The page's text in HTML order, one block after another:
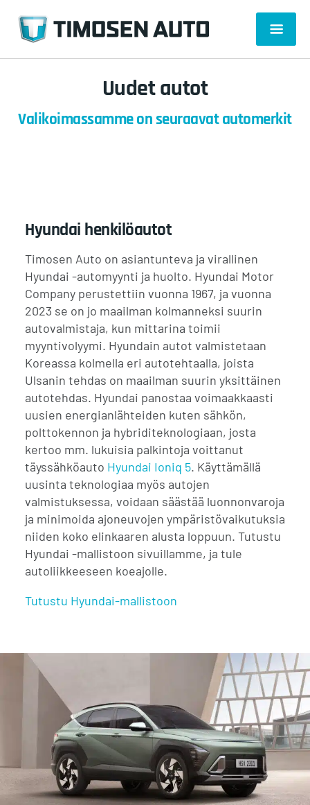
Uudet autot
Valikoimassamme on seuraavat automerkit
Hyundai henkilöautot
Timosen Auto on asiantunteva ja virallinen
Hyundai -automyynti ja huolto. Hyundai Motor
Company perustettiin vuonna 1967, ja vuonna
2023 se on jo maailman kolmanneksi suurin
autovalmistaja, kun mittarina toimii
myyntivolyymi. Hyundain autot valmistetaan
Koreassa kolmella eri autotehtaalla, joista
Ulsanin tehdas on maailman suurin yksittäinen
autotehdas. Hyundai panostaa voimaakkaasti
uusien energianlähteiden kuten sähkön,
polttokennon ja hybriditeknologiaan, josta
kertoo mm. lukuisia palkintoja voittanut
täyssähköauto Hyundai Ioniq 5. Käyttämällä
uusinta teknologiaa myös autojen
valmistuksessa, voidaan säästää luonnonvaroja
ja minimoida ajoneuvojen ympäristövaikutuksia
niiden koko elinkaaren alusta loppuun. Tutustu
Hyundai -mallistoon sivuillamme, ja tule
autoliikkeeseen koeajolle.
Tutustu Hyundai-mallistoon